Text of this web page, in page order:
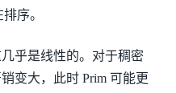
序。
乎是线性的。对于稠密
变大，此时 Prim 可能更